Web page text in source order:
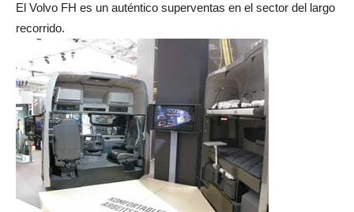
El Volvo FH es un auténtico superventas en el sector del largo
recorrido.